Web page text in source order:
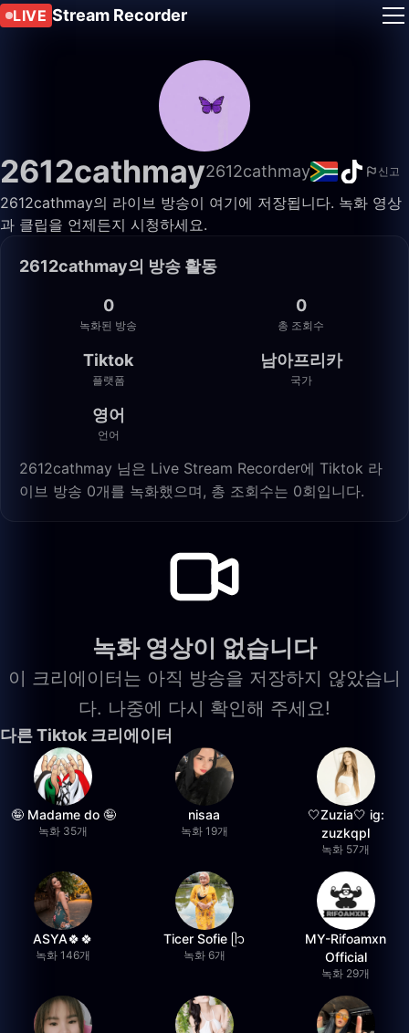
LIVE Stream Recorder
2612cathmay2612cathmay 신고
2612cathmay의 라이브 방송이 여기에 저장됩니다. 녹화 영상
과 클립을 언제든지 시청하세요.
2612cathmay의 방송 활동
0
녹화된 방송
0
총 조회수
Tiktok
플랫폼
남아프리카
국가
영어
언어
2612cathmay 님은 Live Stream Recorder에 Tiktok 라
이브 방송 0개를 녹화했으며, 총 조회수는 0회입니다.
녹화 영상이 없습니다
이 크리에이터는 아직 방송을 저장하지 않았습니
다. 나중에 다시 확인해 주세요!
다른 Tiktok 크리에이터
🤪 Madame do 🤪
녹화 35개
nisaa
녹화 19개
🤍Zuzia🤍 ig:
zuzkqpl
녹화 57개
ASYA🍀🍀
녹화 146개
Ticer Sofie ᥫ᭡
녹화 6개
MY-Rifoamxn
Official
녹화 29개